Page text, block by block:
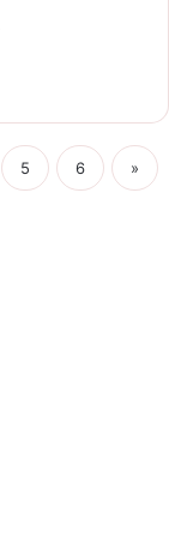
5 6 »